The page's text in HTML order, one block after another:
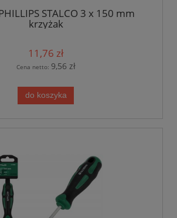
STALCO 3 x 150 mm
krzyżak
11,76 zł
Cena netto: 9,56 zł
do koszyka